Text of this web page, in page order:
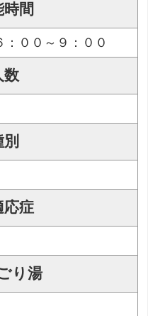
間
：００～９：００
数
応症
り湯